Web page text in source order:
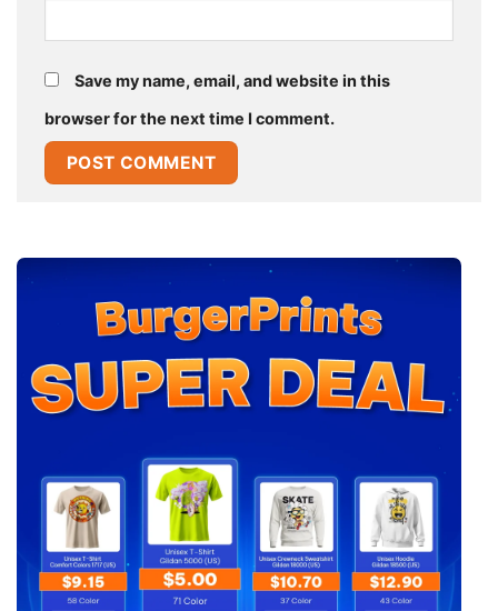
Save my name, email, and website in this
browser for the next time I comment.